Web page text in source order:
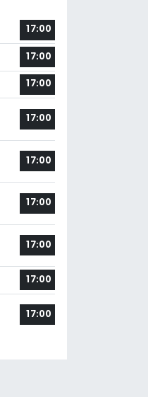
17:00
17:00
17:00
17:00
17:00
17:00
17:00
17:00
17:00